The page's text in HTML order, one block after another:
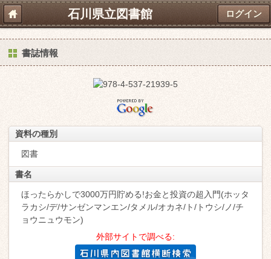
石川県立図書館 ログイン
書誌情報
資料の種別
図書
書名
ほったらかしで3000万円貯める!お金と投資の超入門(ホッタ
ラカシ/デ/サンゼンマンエン/タメル/オカネ/ト/トウシ/ノ/チ
ョウニュウモン)
外部サイトで調べる: